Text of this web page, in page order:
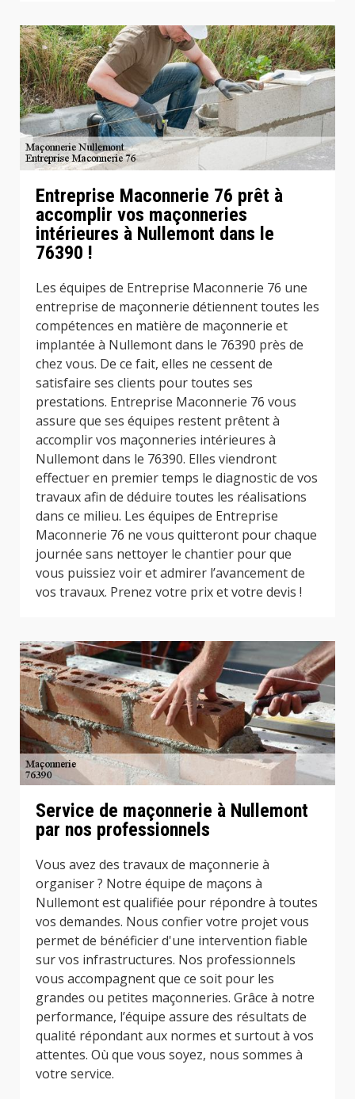
Entreprise Maconnerie 76 prêt à
accomplir vos maçonneries
intérieures à Nullemont dans le
76390 !
Les équipes de Entreprise Maconnerie 76 une
entreprise de maçonnerie détiennent toutes les
compétences en matière de maçonnerie et
implantée à Nullemont dans le 76390 près de
chez vous. De ce fait, elles ne cessent de
satisfaire ses clients pour toutes ses
prestations. Entreprise Maconnerie 76 vous
assure que ses équipes restent prêtent à
accomplir vos maçonneries intérieures à
Nullemont dans le 76390. Elles viendront
effectuer en premier temps le diagnostic de vos
travaux afin de déduire toutes les réalisations
dans ce milieu. Les équipes de Entreprise
Maconnerie 76 ne vous quitteront pour chaque
journée sans nettoyer le chantier pour que
vous puissiez voir et admirer l’avancement de
vos travaux. Prenez votre prix et votre devis !
Service de maçonnerie à Nullemont
par nos professionnels
Vous avez des travaux de maçonnerie à
organiser ? Notre équipe de maçons à
Nullemont est qualifiée pour répondre à toutes
vos demandes. Nous confier votre projet vous
permet de bénéficier d'une intervention fiable
sur vos infrastructures. Nos professionnels
vous accompagnent que ce soit pour les
grandes ou petites maçonneries. Grâce à notre
performance, l’équipe assure des résultats de
qualité répondant aux normes et surtout à vos
attentes. Où que vous soyez, nous sommes à
votre service.